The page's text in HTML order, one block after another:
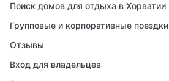
Поиск домов для отдыха в Хорватии
Групповые и корпоративные поездки
Отзывы
Вход для владельцев